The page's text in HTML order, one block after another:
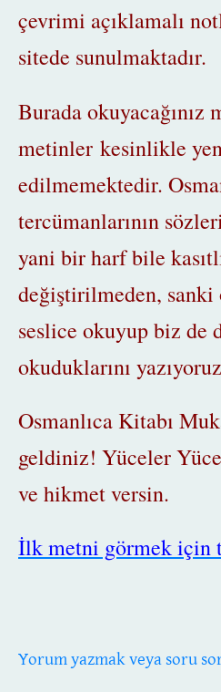
çevrimi açıklamalı
sitede sunulmaktadır.
Burada okuyacağınız
metinler kesinlikle
edilmemektedir.
tercümanlarının
yani bir harf bile
değiştirilmeden,
seslice okuyup biz de
okuduklarını
Osmanlıca Kitabı
geldiniz! Yüceler
ve hikmet versin.
İlk metni görmek için
Yorum yazmak veya soru